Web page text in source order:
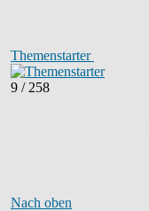
Themenstarter
9 / 258
Nach oben